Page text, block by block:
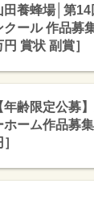
田養蜂場│第
クール 作品募
円 賞状 副賞］
年齢限定公募
ホーム作品募